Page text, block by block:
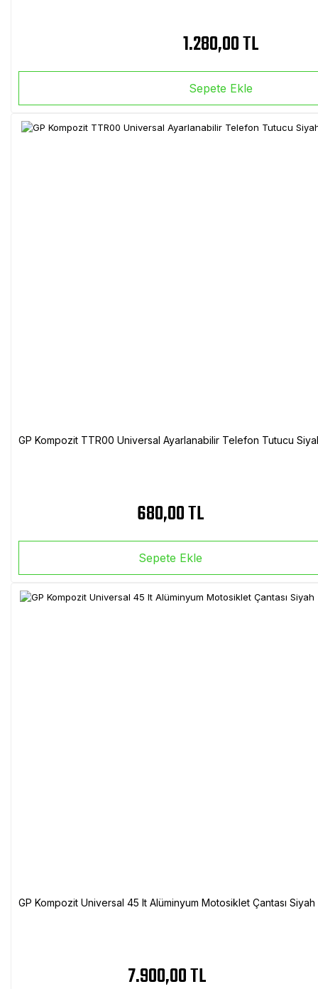
1.280,00 TL
Sepete Ekle
GP Kompozit TTR00 Universal Ayarlanabilir Telefon Tutucu
680,00 TL
Sepete Ekle
GP Kompozit Universal 45 lt Alüminyum Motosiklet Çantası Siyah
7.900,00 TL